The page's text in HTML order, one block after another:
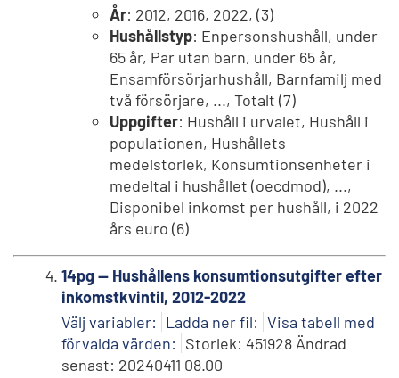
År: 2012, 2016, 2022, (3)
Hushållstyp: Enpersonshushåll, under
65 år, Par utan barn, under 65 år,
Ensamförsörjarhushåll, Barnfamilj med
två försörjare, ..., Totalt (7)
Uppgifter: Hushåll i urvalet, Hushåll i
populationen, Hushållets
medelstorlek, Konsumtionsenheter i
medeltal i hushållet (oecdmod), ...,
Disponibel inkomst per hushåll, i 2022
års euro (6)
14pg -- Hushållens konsumtionsutgifter efter
inkomstkvintil, 2012-2022
Välj variabler: Ladda ner fil: Visa tabell med
förvalda värden: Storlek: 451928 Ändrad
senast: 20240411 08.00